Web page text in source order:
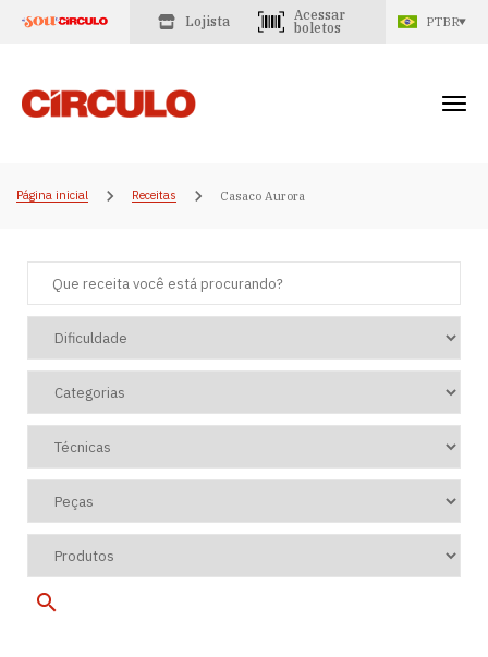
Lojista
Acessar
boletos
PTBR
Página inicial Receitas Casaco Aurora